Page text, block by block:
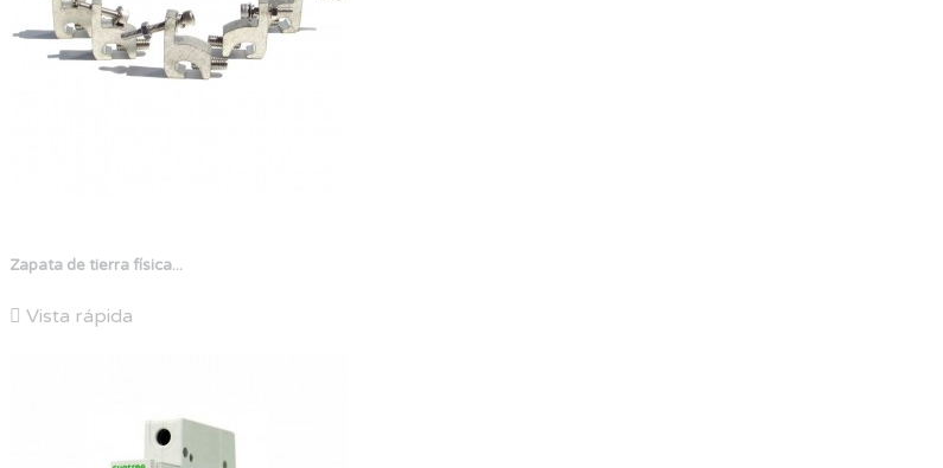
Zapata de tierra física...
 Vista rápida